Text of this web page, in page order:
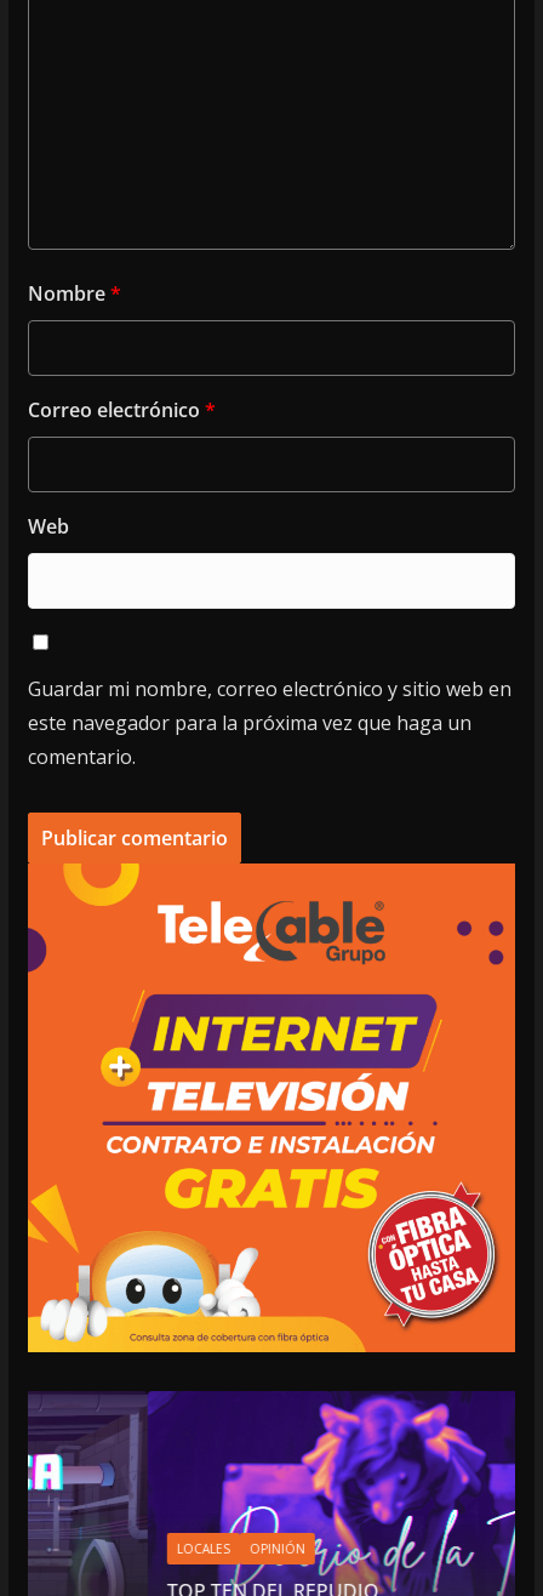
Nombre*
Correo electrónico *
Web
Guardar mi nombre, correo electrónico y sitio web en
este navegador para la próxima vez que haga un
comentario.
LOCALES OPINIÓN